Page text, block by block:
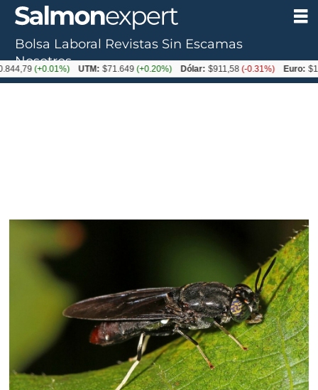
Bolsa Laboral Revistas Sin Escamas
Nosotros
(+0.01%) UTM: $71.649(+0.20%) Dólar: $911,58(-0.31%) Euro: $1053,36